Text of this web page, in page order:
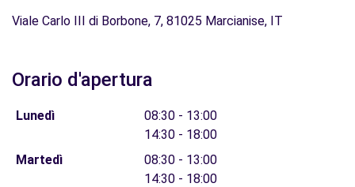
Viale Carlo III di Borbone, 7, 81025 Marcianise, IT
Orario d'apertura
Lunedì
08:30 - 13:00
14:30 - 18:00
Martedì
08:30 - 13:00
14:30 - 18:00